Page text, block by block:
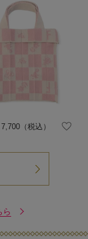
7,700（税込）
ら